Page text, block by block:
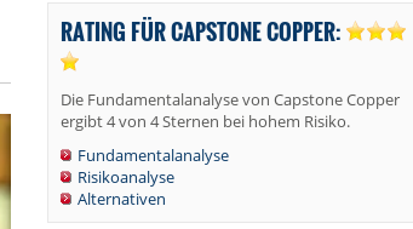
RATING FÜR CAPSTONE COPPER:
Die Fundamentalanalyse von Capstone Copper
ergibt 4 von 4 Sternen bei hohem Risiko.
Fundamentalanalyse
Risikoanalyse
Alternativen